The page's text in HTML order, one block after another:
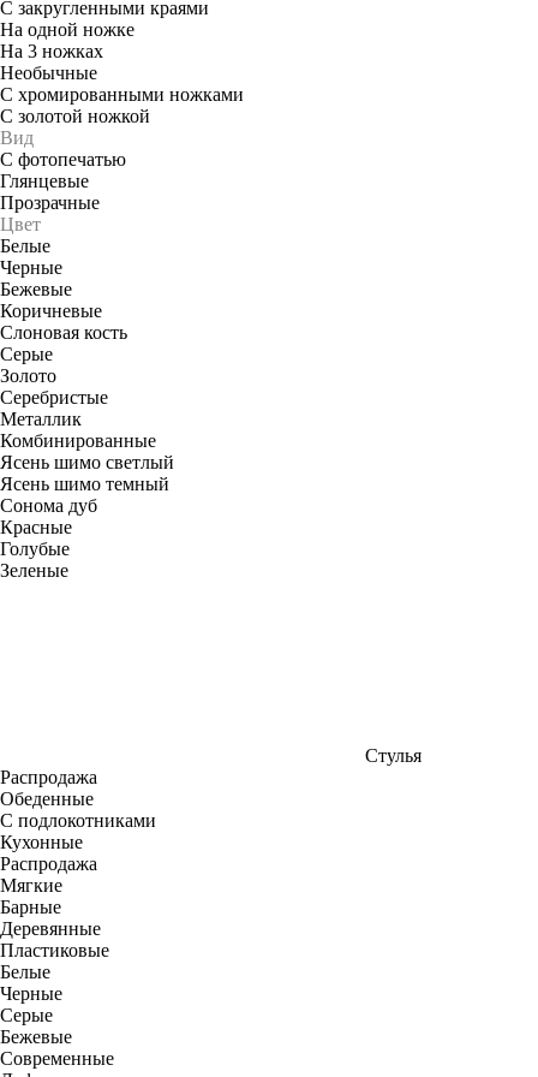
С закругленными краями
На одной ножке
На 3 ножках
Необычные
С хромированными ножками
С золотой ножкой
Вид
С фотопечатью
Глянцевые
Прозрачные
Цвет
Белые
Черные
Бежевые
Коричневые
Слоновая кость
Серые
Золото
Серебристые
Металлик
Комбинированные
Ясень шимо светлый
Ясень шимо темный
Сонома дуб
Красные
Голубые
Зеленые
Стулья
Распродажа
Обеденные
С подлокотниками
Кухонные
Распродажа
Мягкие
Барные
Деревянные
Пластиковые
Белые
Черные
Серые
Бежевые
Современные